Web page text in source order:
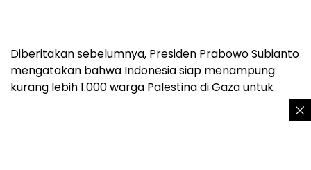
Diberitakan sebelumnya, Presiden Prabowo Subianto
mengatakan bahwa Indonesia siap menampung
kurang lebih 1.000 warga Palestina di Gaza untuk
gelombang pertama, terutama mereka yang luka-